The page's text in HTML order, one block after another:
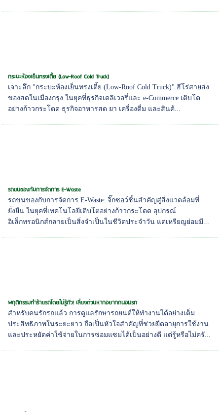
กระบะห้องเย็นทรงเตี้ย (Low-Roof Cold Truck)
เจาะลึก "กระบะห้องเย็นทรงเตี้ย (Low-Roof Cold Truck)" ฮีโร่สายส่ง
ของสดในเมืองกรุง ในยุคที่ธุรกิจเดลิเวอรี่และ e-Commerce เติบโต
อย่างก้าวกระโดด ธุรกิจอาหารสด ยา เครื่องดื่ม และสินค้...
รถขนของกับการจัดการ E-Waste
รถขนของกับการจัดการ E-Waste: จิ๊กซอว์ชิ้นสำคัญสู่สิ่งแวดล้อมที่
ยั่งยืน ในยุคที่เทคโนโลยีเติบโตอย่างก้าวกระโดด อุปกรณ์
อิเล็กทรอนิกส์กลายเป็นสิ่งจำเป็นในชีวิตประจำวัน แต่เหรียญย่อมมี...
พฤติกรรมทำร้ายรถโดยไม่รู้ตัว! เลี่ยงด่วนหากอยากถนอมรถ
สำหรับคนรักรถแล้ว การดูแลรักษารถยนต์ให้ทำงานได้อย่างเต็ม
ประสิทธิภาพในระยะยาว ถือเป็นหัวใจสำคัญที่ช่วยยืดอายุการใช้งาน
และประหยัดค่าใช้จ่ายในการซ่อมแซมได้เป็นอย่างดี แต่รู้หรือไม่ครั...